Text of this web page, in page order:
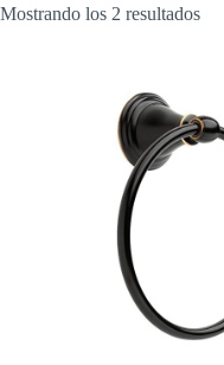
Mostrando los 2 resultados